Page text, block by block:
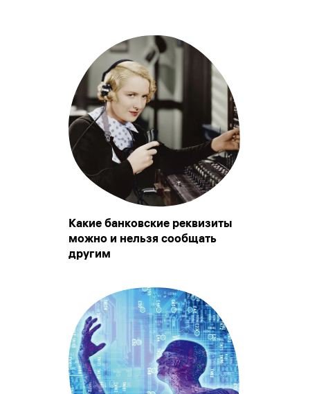
Какие банковские реквизиты
можно и нельзя сообщать
другим